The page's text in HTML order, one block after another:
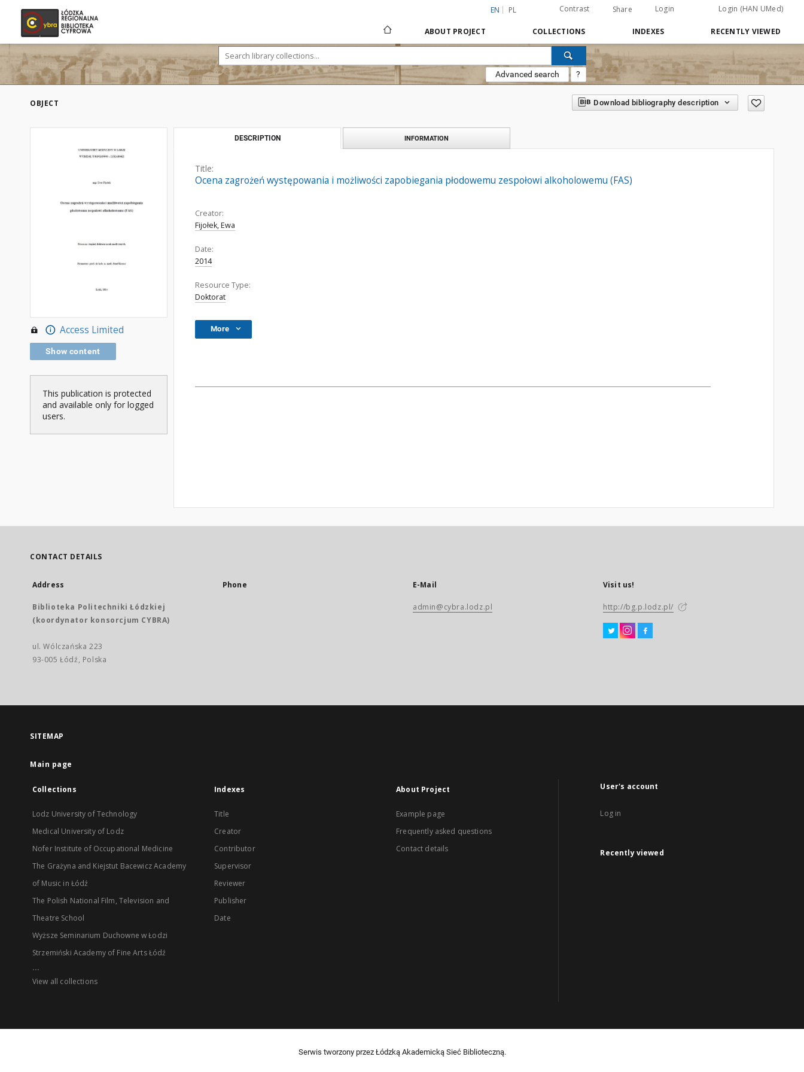
EN PL Contrast Share Login Login (HAN UMed)
ABOUT PROJECT COLLECTIONS INDEXES RECENTLY VIEWED
Advanced search ?
OBJECT Download bibliography description
Access Limited
Show content
This publication is protected
and available only for logged
users.
DESCRIPTION INFORMATION
Title:
Ocena zagrożeń występowania i możliwości zapobiegania płodowemu zespołowi alkoholowemu (FAS)
Creator:
Fijołek, Ewa
Date:
2014
Resource Type:
Doktorat
More
CONTACT DETAILS
Address
Biblioteka Politechniki Łódzkiej
(koordynator konsorcjum CYBRA)
ul. Wólczańska 223
93-005 Łódź, Polska
Phone E-Mail
admin@cybra.lodz.pl
Visit us!
http://bg.p.lodz.pl/
SITEMAP
Main page
Collections
Lodz University of Technology
Medical University of Lodz
Nofer Institute of Occupational Medicine
The Grażyna and Kiejstut Bacewicz Academy
of Music in Łódź
The Polish National Film, Television and
Theatre School
Wyższe Seminarium Duchowne w Łodzi
Strzemiński Academy of Fine Arts Łódź
...
View all collections
Indexes
Title
Creator
Contributor
Supervisor
Reviewer
Publisher
Date
About Project
Example page
Frequently asked questions
Contact details
User's account
Log in
Recently viewed
Serwis tworzony przez Łódzką Akademicką Sieć Biblioteczną.